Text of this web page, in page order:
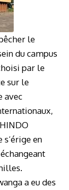
le
du campus
par le
sur le
avec
en
a eu des